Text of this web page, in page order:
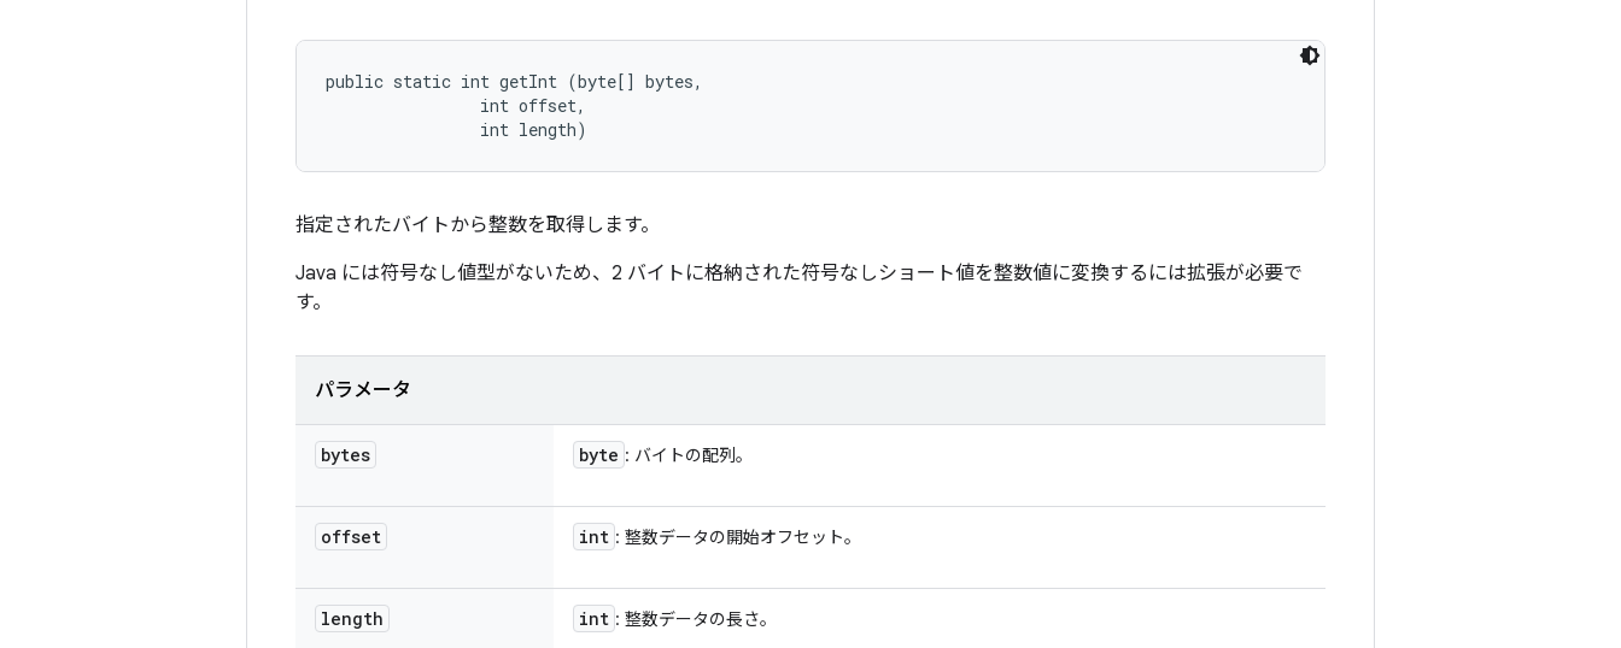
public static int getInt (byte[] bytes,
                int offset,
                int length)
指定されたバイトから整数を取得します。
Java には符号なし値型がないため、2 バイトに格納された符号なしショート値を整数値に変換するには拡張が必要で
す。
パラメータ
bytes byte : バイトの配列。
offset int : 整数データの開始オフセット。
length int : 整数データの長さ。